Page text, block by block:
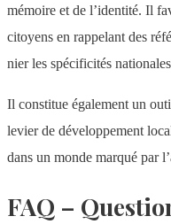
mémoire et de l’identité. Il
citoyens en rappelant des
nier les spécificités
Il constitue également un
levier de développement
dans un monde marqué par
FAQ –